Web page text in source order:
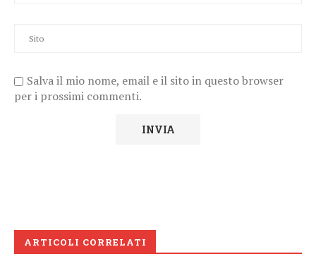
Salva il mio nome, email e il sito in questo browser
per i prossimi commenti.
ARTICOLI CORRELATI